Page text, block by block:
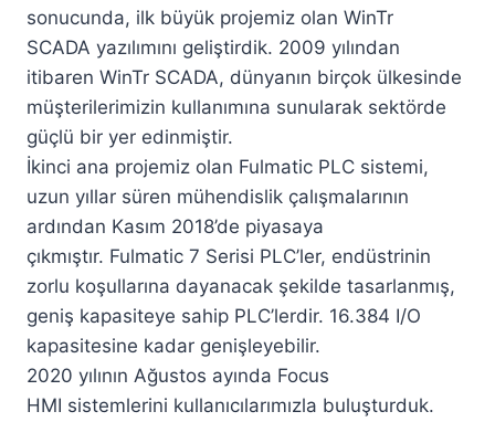
sonucunda, ilk büyük projemiz olan WinTr
SCADA yazılımını geliştirdik. 2009 yılından
itibaren WinTr SCADA, dünyanın birçok ülkesinde
müşterilerimizin kullanımına sunularak sektörde
güçlü bir yer edinmiştir.
İkinci ana projemiz olan Fulmatic PLC sistemi,
uzun yıllar süren mühendislik çalışmalarının
ardından Kasım 2018’de piyasaya
çıkmıştır. Fulmatic 7 Serisi PLC’ler, endüstrinin
zorlu koşullarına dayanacak şekilde tasarlanmış,
geniş kapasiteye sahip PLC’lerdir. 16.384 I/O
kapasitesine kadar genişleyebilir.
2020 yılının Ağustos ayında Focus
HMI sistemlerini kullanıcılarımızla buluşturduk.